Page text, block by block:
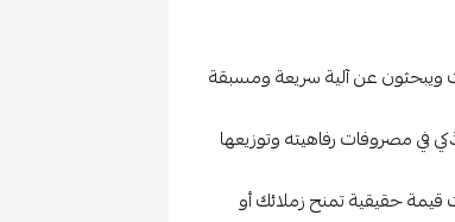
ويبحثون عن آلية سريعة ومسبقة
في مصروفات رفاهيته وتوزيعها
قيمة حقيقية تمنح زملائك أو